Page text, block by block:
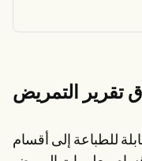
تقرير التمريض
للطباعة إلى أقسام